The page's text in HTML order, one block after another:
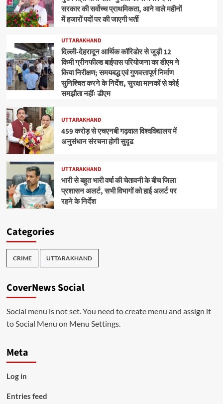
सरकार की सर्वोच्च प्राथमिकता, आने वाले महीनों
में हजारों पदों पर की जाएगी भर्ती
UTTARAKHAND
दिल्ली-देहरादून आर्थिक कॉरिडोर से जुड़ी 12
किमी ग्रीनफील्ड बाईपास परियोजना का डीएम ने
किया निरीक्षण; समयबद्ध एवं गुणवत्तापूर्ण निर्माण
सुनिश्चित करने के निर्देश, सुरक्षा मानकों से कोई
समझौता नहींः डीएम
UTTARAKHAND
459 करोड़ से एचएनबी गढ़वाल विश्वविद्यालय में
अनुसंधान संरचना होगी सुदृढ
UTTARAKHAND
भारी से बहुत भारी वर्षा की चेतावनी के बीच जिला
प्रशासन अलर्ट, सभी विभागों को हाई अलर्ट पर
रहने के निर्देश
Categories
CRIME UTTARAKHAND
CoverNews Social
Social menu is not set. You need to create menu and assign it
to Social Menu on Menu Settings.
Meta
Log in
Entries feed